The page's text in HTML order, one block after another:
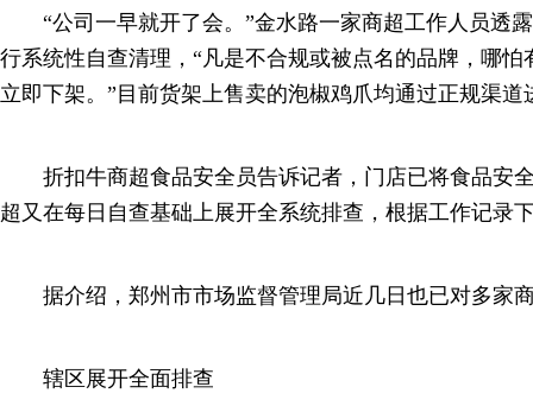
“公司一早就开了会。”金水路一家商超工作人员透
行系统性自查清理，“凡是不合规或被点名的品牌，哪
立即下架。”目前货架上售卖的泡椒鸡爪均通过正规渠道
折扣牛商超食品安全员告诉记者，门店已将食品安
超又在每日自查基础上展开全系统排查，根据工作记录
据介绍，郑州市市场监督管理局近几日也已对多家
辖区展开全面排查